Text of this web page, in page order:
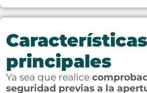
Características
principales
Ya sea que realice
seguridad previas a la